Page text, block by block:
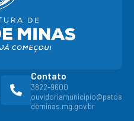
Contato
3822-9600
ouvidoriamunicipio@patos
deminas.mg.gov.br